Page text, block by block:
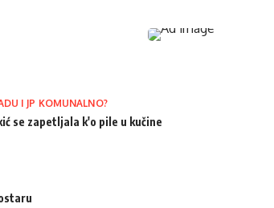
I JP KOMUNALNO?
se zapetljala k'o pile u kučine